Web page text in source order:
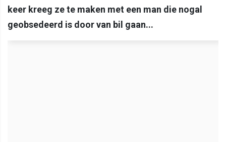
keer kreeg ze te maken met een man die nogal
geobsedeerd is door van bil gaan...